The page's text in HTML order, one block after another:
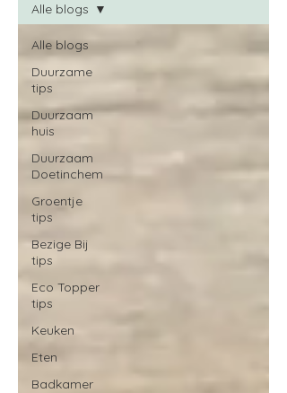
Alle blogs
Duurzame
tips
Duurzaam
huis
Duurzaam
Doetinchem
Groentje
tips
Bezige Bij
tips
Eco Topper
tips
Keuken
Eten
Badkamer
Alle blogs